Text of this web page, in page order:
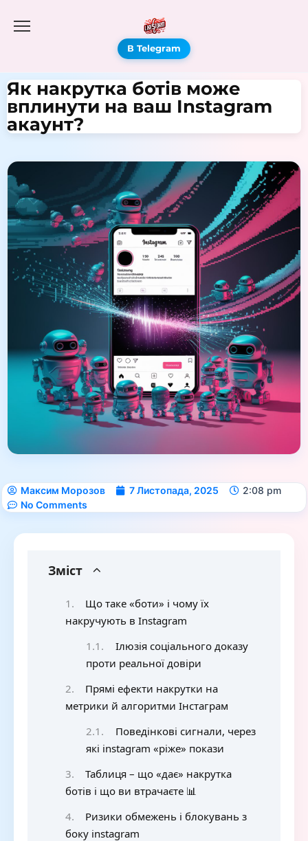
В Telegram
Як накрутка ботів може
вплинути на ваш Instagram
акаунт?
Максим Морозов 7 Листопада, 2025
2:08 pm
No Comments
Зміст
Що таке «боти» і чому їх
накручують в Instagram
Ілюзія соціального доказу
проти реальної довіри
Прямі ефекти накрутки на
метрики й алгоритми Інстаграм
Поведінкові сигнали, через
які instagram «ріже» покази
Таблиця – що «дає» накрутка
ботів і що ви втрачаєте 📊
Ризики обмежень і блокувань з
боку instagram